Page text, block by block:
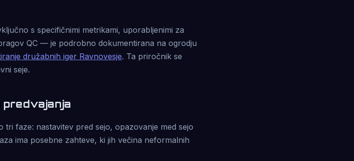
s specifičnimi metrikami, uporabljenimi za
QC — je podrobno dokumentirana na ogrodju
družabnih iger Ravnovesje. Ta priročnik se
seje.
tri faze: nastavitev pred sejo, opazovanje med sejo
ima posebne zahteve, ki jih večina neformalnih